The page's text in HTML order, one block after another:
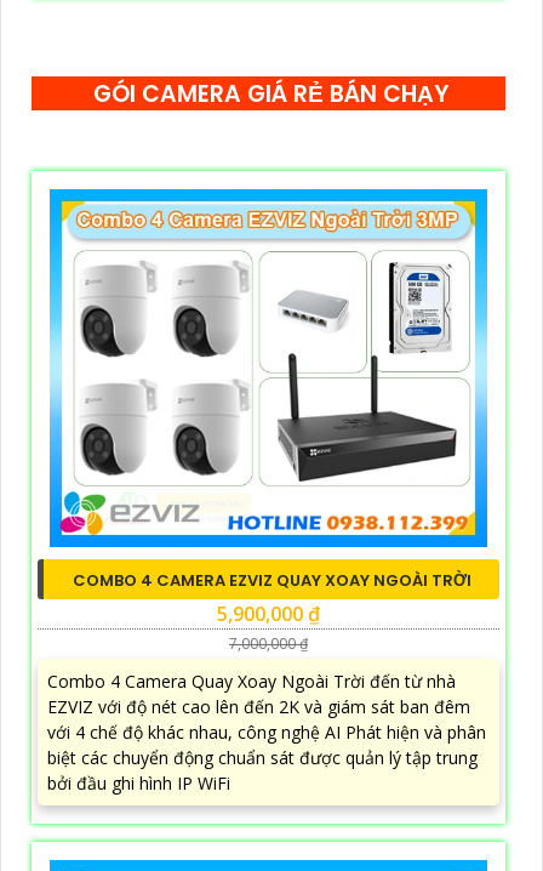
GÓI CAMERA GIÁ RẺ BÁN CHẠY
COMBO 4 CAMERA EZVIZ QUAY XOAY NGOÀI TRỜI
5,900,000 ₫
7,000,000 ₫
Combo 4 Camera Quay Xoay Ngoài Trời đến từ nhà
EZVIZ với độ nét cao lên đến 2K và giám sát ban đêm
với 4 chế độ khác nhau, công nghệ AI Phát hiện và phân
biệt các chuyển động chuẩn sát được quản lý tập trung
bởi đầu ghi hình IP WiFi